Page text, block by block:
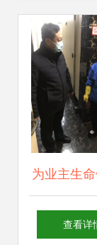
为业主生
起“安全屏
查看详